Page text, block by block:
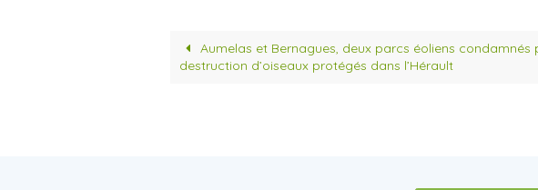
o
o
k
e
r
Aumelas et Bernagues, deux parcs éoliens condamnés
destruction d’oiseaux protégés dans l’Hérault